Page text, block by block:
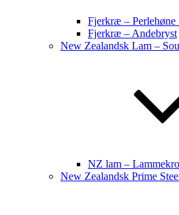
Fjerkræ – Perlehøne
Fjerkræ – Andebryst
New Zealandsk Lam –
NZ lam –
New Zealandsk Prime